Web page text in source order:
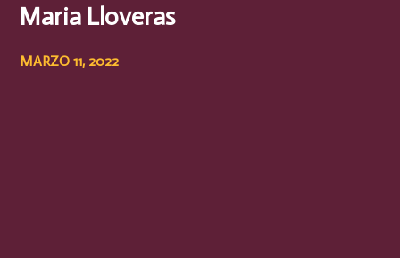
Maria Lloveras
MARZO 11, 2022